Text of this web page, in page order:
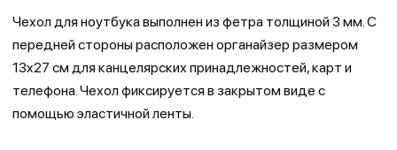
Чехол для ноутбука выполнен из фетра толщиной 3 мм. С
передней стороны расположен органайзер размером
13x27 см для канцелярских принадлежностей, карт и
телефона. Чехол фиксируется в закрытом виде с
помощью эластичной ленты.